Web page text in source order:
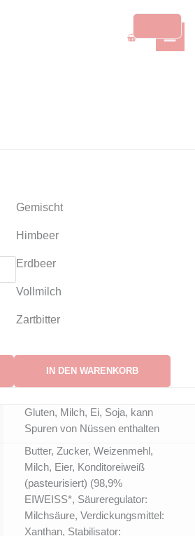
Gemischt
Himbeer
Erdbeer
Vollmilch
Zartbitter
IN DEN WARENKORB
Gluten, Milch, Ei, Soja, kann
Spuren von Nüssen enthalten
Butter, Zucker, Weizenmehl,
Milch, Eier, Konditoreiweiß
(pasteurisiert) (98,9%
EIWEISS*, Säureregulator:
Milchsäure, Verdickungsmittel:
Xanthan, Stabilisator: